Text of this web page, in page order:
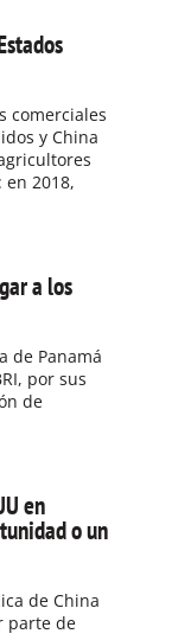
comerciales
y China
2018,
a los
de Panamá
por sus
de
en
o un
de China
parte de